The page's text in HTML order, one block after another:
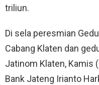
triliun.
Di sela peresmian
Cabang Klaten dan
Jatinom Klaten, Kamis
Bank Jateng Irianto